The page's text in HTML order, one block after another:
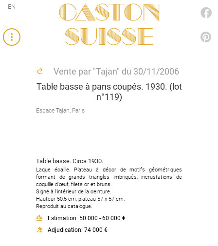
Gaston
SUISSE
EN
Vente par "Tajan" du 30/11/2006
Table basse à pans coupés. 1930. (lot
n°119)
Espace Tajan, Paris
Table basse. Circa 1930.
Laque écaille. Plateau à décor de motifs géométriques
formant de grands triangles imbriqués, incrustations de
coquille d'œuf, filets or et bruns.
Signé à l'intérieur de la ceinture.
Hauteur 50,5 cm, plateau 57 x 57 cm.
Reproduit au catalogue.
Estimation: 50 000 - 60 000 €
Adjudication: 74 000 €